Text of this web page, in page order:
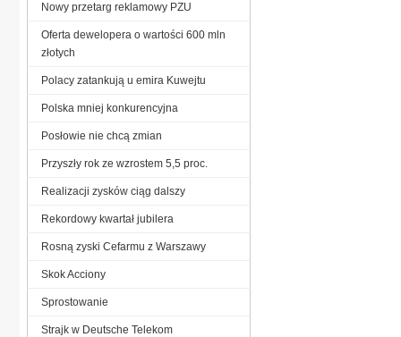
Nowy przetarg reklamowy PZU
Oferta dewelopera o wartości 600 mln
złotych
Polacy zatankują u emira Kuwejtu
Polska mniej konkurencyjna
Posłowie nie chcą zmian
Przyszły rok ze wzrostem 5,5 proc.
Realizacji zysków ciąg dalszy
Rekordowy kwartał jubilera
Rosną zyski Cefarmu z Warszawy
Skok Acciony
Sprostowanie
Strajk w Deutsche Telekom